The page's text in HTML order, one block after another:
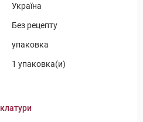
Україна
Без рецепту
упаковка
1 упаковка(и)